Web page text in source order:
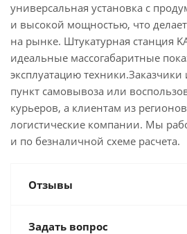
универсальная установка с
и высокой мощностью, что
на рынке. Штукатурная станция
идеальные массогабаритные
эксплуатацию
пункт самовывоза или
курьеров, а клиентам из
логистические компании. Мы
и по безналичной схеме расчета.
Отзывы
Задать вопрос